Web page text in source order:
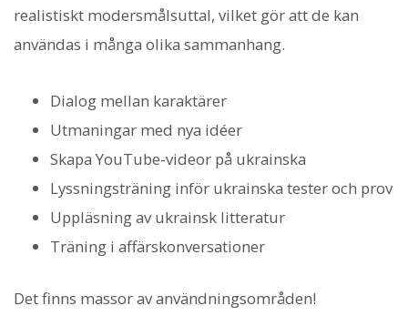
realistiskt modersmålsuttal, vilket gör att de kan
användas i många olika sammanhang.
Dialog mellan karaktärer
Utmaningar med nya idéer
Skapa YouTube-videor på ukrainska
Lyssningsträning inför ukrainska tester och prov
Uppläsning av ukrainsk litteratur
Träning i affärskonversationer
Det finns massor av användningsområden!